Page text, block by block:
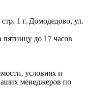
г. Домодедово, ул.
условиях и
менеджеров по